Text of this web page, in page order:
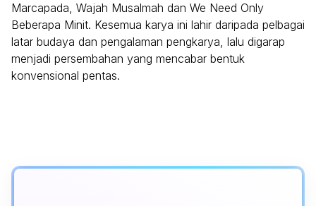
Marcapada, Wajah Musalmah dan We Need Only
Beberapa Minit. Kesemua karya ini lahir daripada pelbagai
latar budaya dan pengalaman pengkarya, lalu digarap
menjadi persembahan yang mencabar bentuk
konvensional pentas.